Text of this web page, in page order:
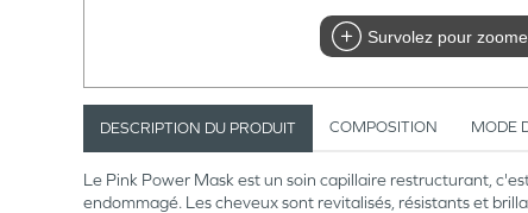
Survolez pour
DESCRIPTION DU PRODUIT COMPOSITION MODE
Le Pink Power Mask est un soin capillaire restructurant,
endommagé. Les cheveux sont revitalisés, résistants et